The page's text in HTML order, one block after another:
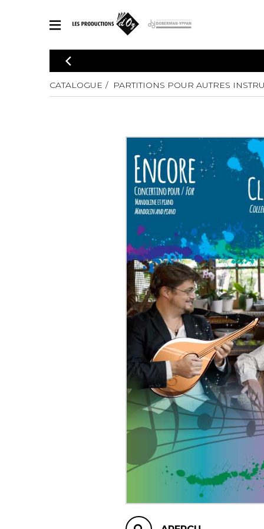
CATALOGUE
Explorez notre catalogue de partitions riche en œuvres
en arrangements de qualité.
PARTITIONS POUR GUITARE
PARTITIONS POUR AUTRES INSTRUMENTS
PARTITIONS POUR ENSEMBLES
riche en œuvres originales et en
arrangements de qualité.
2
3
4
5
Guitare
CATALOGUE PARTITIONS POUR AUTRES